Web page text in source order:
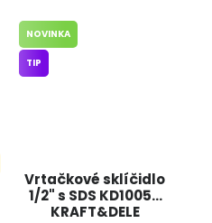
Vrtačkové sklíčidlo
1/2" s SDS KD10050
KRAFT&DELE
NOVINKA
TIP